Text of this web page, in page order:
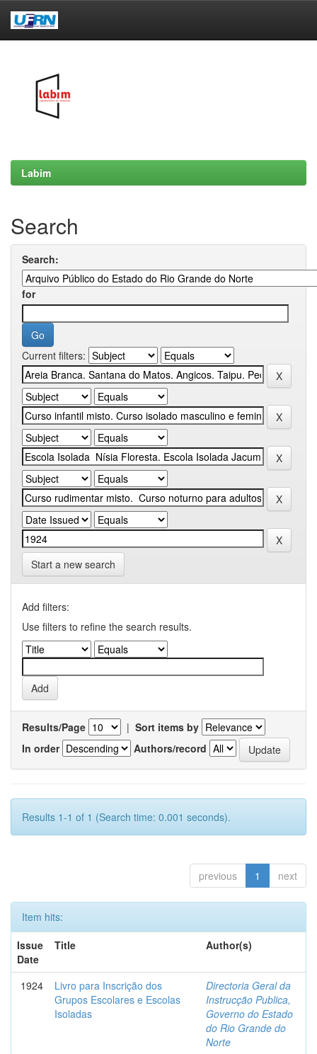
Labim
Search
Search:
for
Current filters:
Start a new search
Add filters:
Use filters to refine the search results.
Results/Page | Sort items by
In order
Authors/record
Results 1-1 of 1 (Search time: 0.001 seconds).
previous 1 next
Item hits:
Issue
Date
Title Author(s)
1924
Livro para Inscrição dos
Grupos Escolares e Escolas
Isoladas
Directoria Geral da
Instrucção Publica,
Governo do Estado
do Rio Grande do
Norte